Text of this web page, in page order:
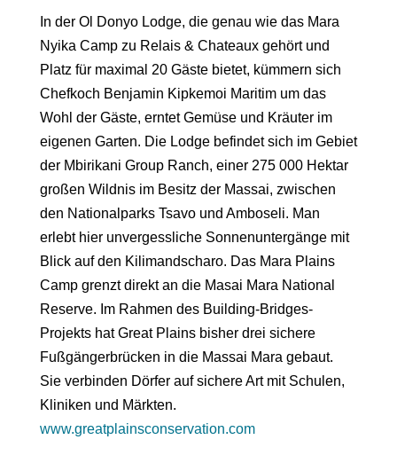
In der Ol Donyo Lodge, die genau wie das Mara
Nyika Camp zu Relais & Chateaux gehört und
Platz für maximal 20 Gäste bietet, kümmern sich
Chefkoch Benjamin Kipkemoi Maritim um das
Wohl der Gäste, erntet Gemüse und Kräuter im
eigenen Garten. Die Lodge befindet sich im Gebiet
der Mbirikani Group Ranch, einer 275 000 Hektar
großen Wildnis im Besitz der Massai, zwischen
den Nationalparks Tsavo und Amboseli. Man
erlebt hier unvergessliche Sonnenuntergänge mit
Blick auf den Kilimandscharo. Das Mara Plains
Camp grenzt direkt an die Masai Mara National
Reserve. Im Rahmen des Building-Bridges-
Projekts hat Great Plains bisher drei sichere
Fußgängerbrücken in die Massai Mara gebaut.
Sie verbinden Dörfer auf sichere Art mit Schulen,
Kliniken und Märkten.
www.greatplainsconservation.com